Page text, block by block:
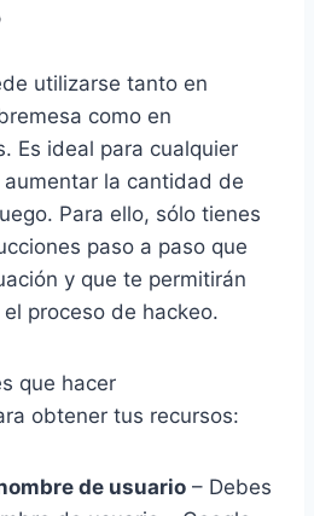
utilizarse tanto en
como en
Es ideal para cualquier
la cantidad de
Para ello, sólo tienes
paso a paso que
y que te permitirán
proceso de hackeo.
que hacer
obtener tus recursos:
de usuario – Debes